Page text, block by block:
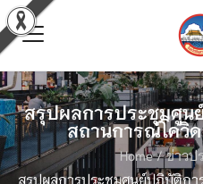
สรุปผลการประชุมศูน
สถานการณ์โควิ
Home/ ข่าวป
สรุปผลการประชุมศูนย์ปฏิบัติก